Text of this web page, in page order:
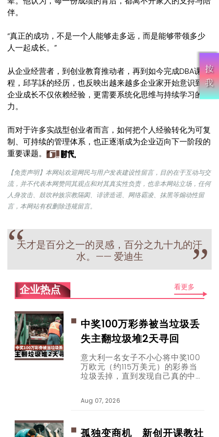
伴。
“真正的成功，不是一个人能够走多远，而是能够带领多少
人一起成长。”
从企业经营者，到创业教育推动者，再到如今完成DBA课
程，邱芓訸的经历，也反映出越来越多企业家开始意识到：
企业成长不仅依赖经验，更需要系统化思维与持续学习的能
力。
而对于许多实战型创业者而言，如何把个人经验转化为可复
制、可持续的管理体系，也正逐渐成为企业迈向下一阶段的
重要课题。
【免责声明】本网站欢迎网民与用户发表建设性留言，目的在于互动与交
流，并不代表本网赞同其观点和对其真实性负责，也非本网站立场，任何
人身攻击、鼓吹种族宗教隔阂、诽谤造谣、网络霸凌、抹黑等煽动性留
言，本网站有权删除违规留言。
“天才是百分之一的灵感，百分之九十九的汗
水。—— 爱迪生
”
企业热点 看更多
中奖100万彩券被当垃圾丢
失主翻垃圾堆2天寻回
意大利一名女子不小心将中奖100
万欧元（约115万美元）的彩券当
垃圾丢掉，直到发现自己真的中奖
张的彩券终于完整寻回，就连协寻
Aug 07, 2026
孤独变商机 新创开课教社